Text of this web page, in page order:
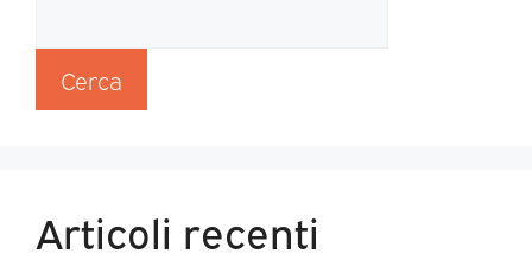
Cerca
Articoli recenti